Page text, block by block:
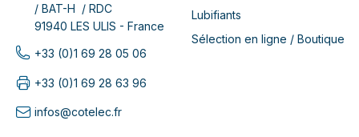
/ BAT-H / RDC
91940 LES ULIS - France
+33 (0)1 69 28 05 06
+33 (0)1 69 28 63 96
infos@cotelec.fr
Lubifiants
Sélection en ligne / Boutique